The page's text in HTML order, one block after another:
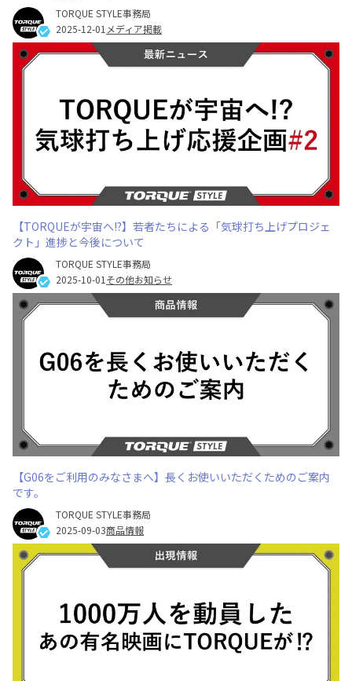
TORQUE STYLE事務局
2025-12-01 メディア掲載
【TORQUEが宇宙へ!?】若者たちによる「気球打ち上げプロジェ
クト」進捗と今後について
TORQUE STYLE事務局
2025-10-01 その他お知らせ
【G06をご利用のみなさまへ】長くお使いいただくためのご案内
です。
TORQUE STYLE事務局
2025-09-03商品情報